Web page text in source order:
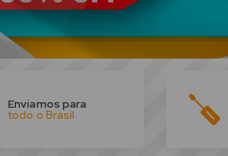
Enviamos para
todo o Brasil